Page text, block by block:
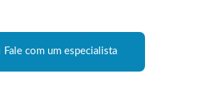
com um especialista